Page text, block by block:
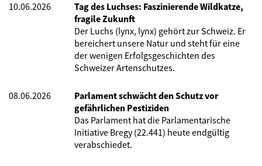
10.06.2026
Tag des Luchses: Faszinierende Wildkatze,
fragile Zukunft
Der Luchs (lynx, lynx) gehört zur Schweiz. Er
bereichert unsere Natur und steht für eine
der wenigen Erfolgsgeschichten des
Schweizer Artenschutzes.
08.06.2026
Parlament schwächt den Schutz vor
gefährlichen Pestiziden
Das Parlament hat die Parlamentarische
Initiative Bregy (22.441) heute endgültig
verabschiedet.